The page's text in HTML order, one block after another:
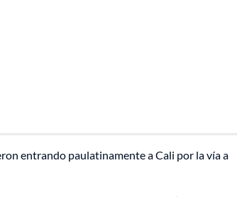
entrando paulatinamente a Cali por la vía a